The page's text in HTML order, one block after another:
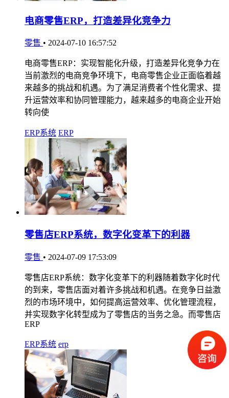
电商零售ERP，打造差异化竞争力
零售 • 2024-07-10 16:57:52
电商零售ERP：实现智能化升级，打造差异化竞争力在
当前激烈的电商竞争环境下，电商零售企业正面临着越
来越多的挑战和机遇。为了满足消费者个性化需求、提
升运营效率和协同管理能力，越来越多的电商企业开始
转向使
ERP系统 ERP
零售店ERP系统，数字化变革下的利器
零售 • 2024-07-09 17:53:09
零售店ERP系统：数字化变革下的利器随着数字化时代
的到来，零售店面对着许多挑战和机遇。在竞争日益激
烈的市场环境中，如何提高运营效率、优化管理流程，
并实现数字化转型成为了零售店的当务之急。而零售店
ERP
ERP系统 erp